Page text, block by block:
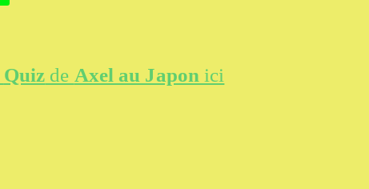
Quiz de Axel au Japon ici